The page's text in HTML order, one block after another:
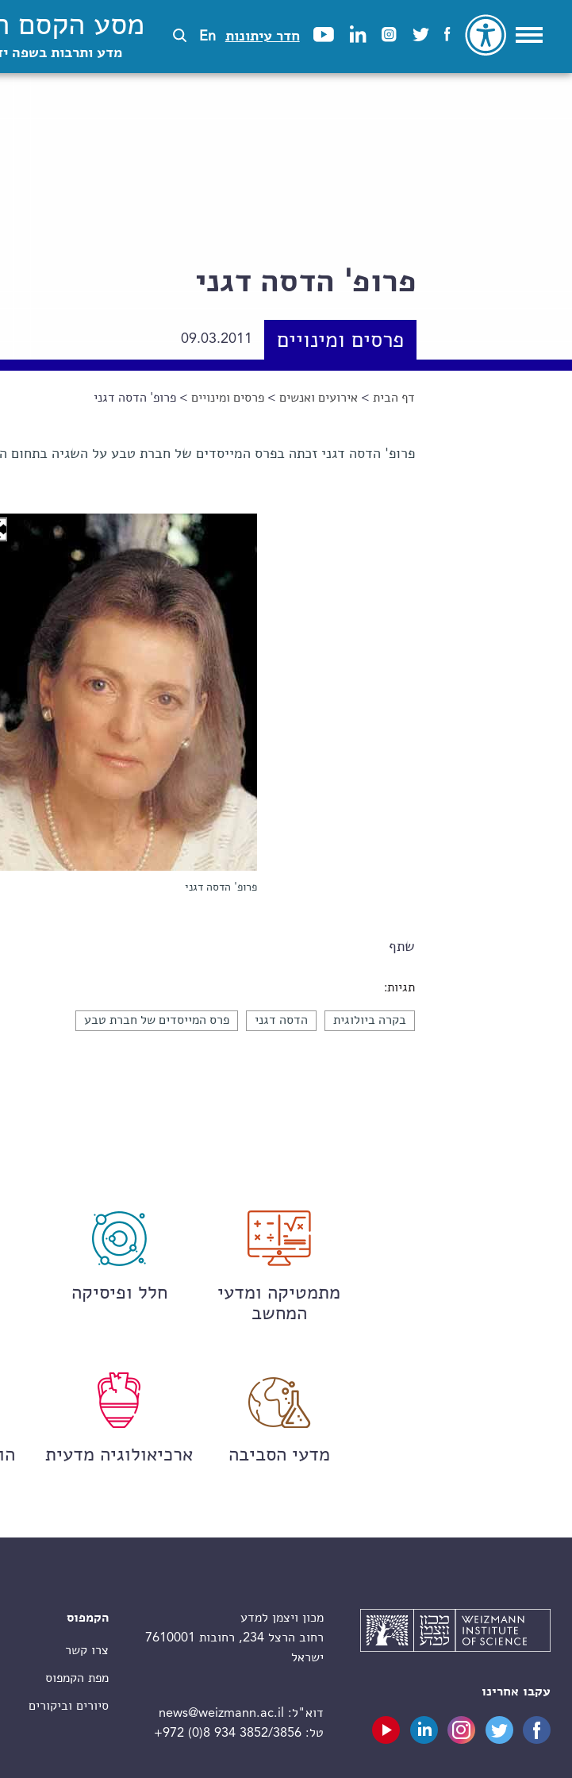
חדר עיתונות En מסע הקסם
מדע ותרבות בשפה
פרופ' הדסה דגני
פרסים ומינויים 09.03.2011
הינך נמצא כאן
דף הבית > אירועים ואנשים >פרסים ומינויים > פרופ' הדסה דגני
פרופ' הדסה דגני זכתה בפרס המייסדים של חברת טבע על השגיה בתחום
פרופ' הדסה דגני
שתף
תגיות:
בקרה ביולוגית הדסה דגני פרס המייסדים של חברת טבע
מתמטיקה ומדעי
המחשב
חלל ופיסיקה
מדעי הסביבה ארכיאולוגיה מדעית
עקבו אחרינו
מכון ויצמן למדע
רחוב הרצל 234, רחובות 7610001
ישראל
דוא"ל:
news@weizmann.ac.il
טל:+972 (0)8 934 3852/3856
הקמפוס
צרו קשר
מפת הקמפוס
סיורים וביקורים